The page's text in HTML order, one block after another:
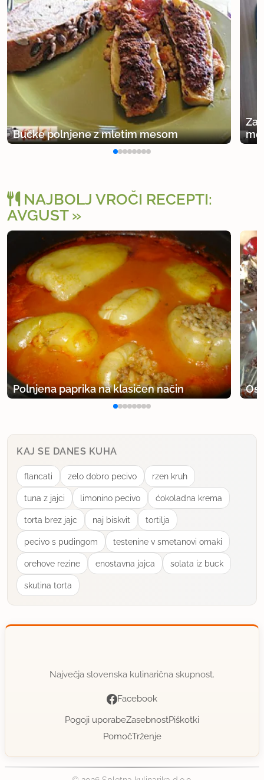
Bučke polnjene z mletim mesom
NAJBOLJ VROČI RECEPTI:
AVGUST
Polnjena paprika na klasičen način
KAJ SE DANES KUHA
flancati zelo dobro pecivo rzen kruh
tuna z jajci limonino pecivo ćokoladna krema
torta brez jajc naj biskvit tortilja
pecivo s pudingom testenine v smetanovi omaki
orehove rezine enostavna jajca solata iz buck
skutina torta
Največja slovenska kulinarična skupnost.
Facebook
Pogoji uporabeZasebnostPiškotki
PomočTrženje